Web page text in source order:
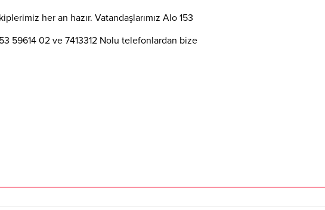
her an hazır. Vatandaşlarımız Alo 153
59614 02 ve 7413312 Nolu telefonlardan bize